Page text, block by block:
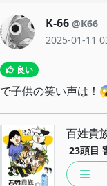
K-66 @K66
2025-01-11
良い
で子供の笑い声は！
百姓貴
23頭目